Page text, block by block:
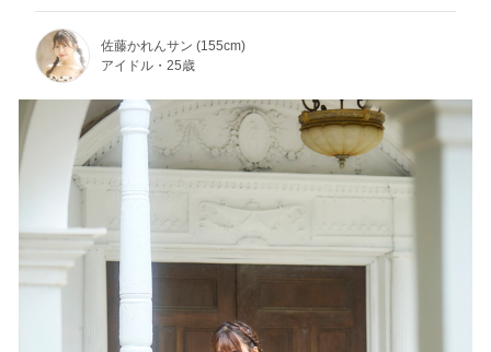
佐藤かれんサン (155cm)
アイドル・25歳